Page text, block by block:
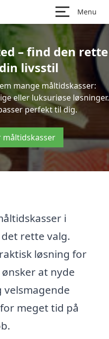
Menu
– find den rette
livsstil
mange måltidskasser:
eller luksuriøse løsninger.
perfekt til dig.
måltidskasser
i
rette valg.
løsning for
at nyde
meget tid på